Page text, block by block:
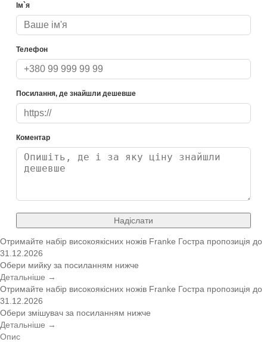
Ім`я
Телефон
Посилання, де знайшли дешевше
Коментар
Надіслати
Отримайте набір високоякісних ножів Franke Гостра пропозиція до
31.12.2026
Обери мийку за посиланням нижче
Детальніше →
Отримайте набір високоякісних ножів Franke Гостра пропозиція до
31.12.2026
Обери змішувач за посиланням нижче
Детальніше →
Опис